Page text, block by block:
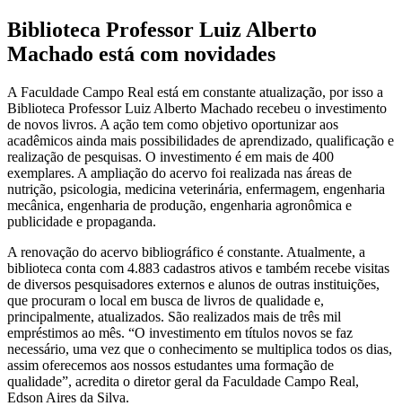
Biblioteca Professor Luiz Alberto
Machado está com novidades
A Faculdade Campo Real está em constante atualização, por isso a
Biblioteca Professor Luiz Alberto Machado recebeu o investimento
de novos livros. A ação tem como objetivo oportunizar aos
acadêmicos ainda mais possibilidades de aprendizado, qualificação e
realização de pesquisas. O investimento é em mais de 400
exemplares. A ampliação do acervo foi realizada nas áreas de
nutrição, psicologia, medicina veterinária, enfermagem, engenharia
mecânica, engenharia de produção, engenharia agronômica e
publicidade e propaganda.
A renovação do acervo bibliográfico é constante. Atualmente, a
biblioteca conta com 4.883 cadastros ativos e também recebe visitas
de diversos pesquisadores externos e alunos de outras instituições,
que procuram o local em busca de livros de qualidade e,
principalmente, atualizados. São realizados mais de três mil
empréstimos ao mês. “O investimento em títulos novos se faz
necessário, uma vez que o conhecimento se multiplica todos os dias,
assim oferecemos aos nossos estudantes uma formação de
qualidade”, acredita o diretor geral da Faculdade Campo Real,
Edson Aires da Silva.